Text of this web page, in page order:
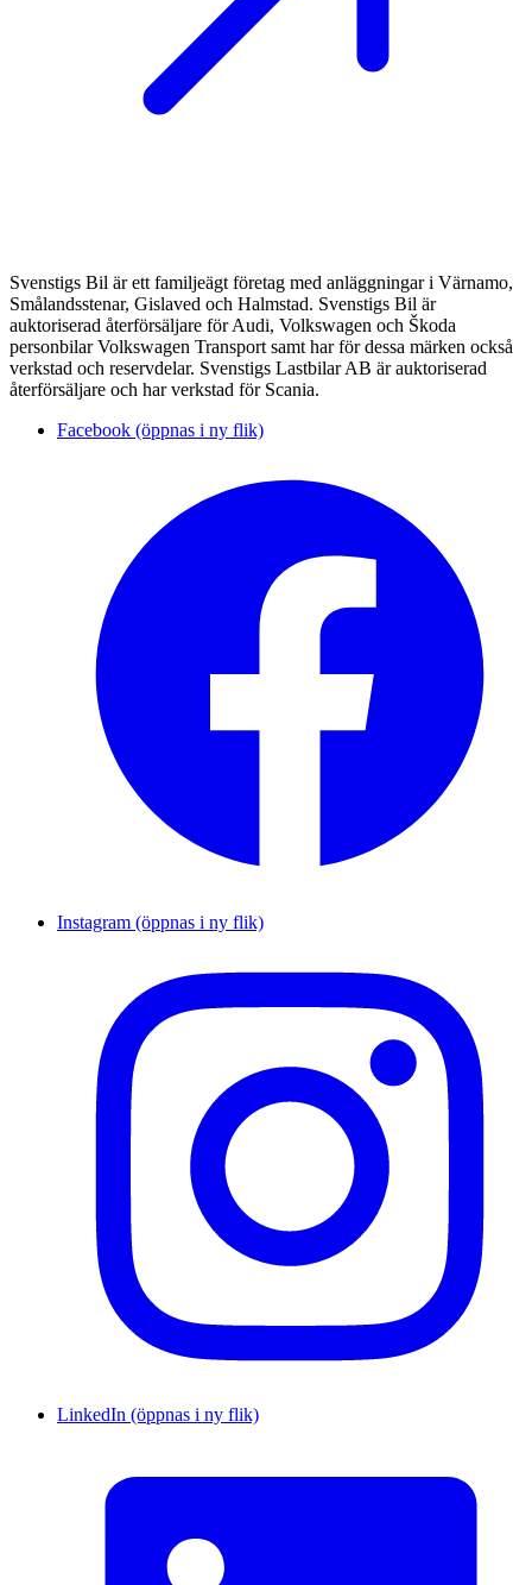
Svenstigs Bil är ett familjeägt företag med anläggningar i Värnamo,
Smålandsstenar, Gislaved och Halmstad. Svenstigs Bil är
auktoriserad återförsäljare för Audi, Volkswagen och Škoda
personbilar Volkswagen Transport samt har för dessa märken också
verkstad och reservdelar. Svenstigs Lastbilar AB är auktoriserad
återförsäljare och har verkstad för Scania.
Facebook (öppnas i ny flik)
Instagram (öppnas i ny flik)
LinkedIn (öppnas i ny flik)